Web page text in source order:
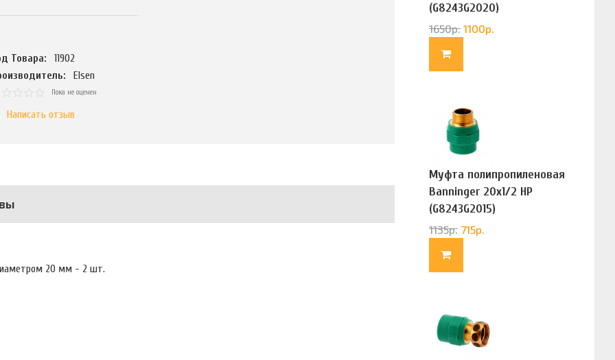
Товара:
11902
Elsen
Пока не оценен
Написать отзыв
20 мм - 2 шт.
(G8243G2020)
1650р. 1100р.
Муфта полипропиленовая
Banninger 20х1/2 НР
(G8243G2015)
1135р. 715р.